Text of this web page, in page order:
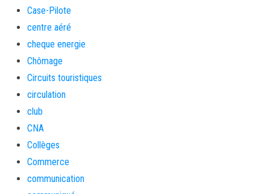
Case-Pilote
centre aéré
cheque energie
Chômage
Circuits touristiques
circulation
club
CNA
Collèges
Commerce
communication